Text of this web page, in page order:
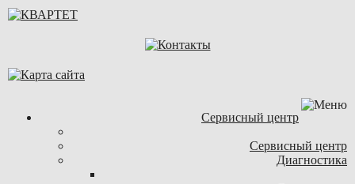
Сервисный центр
Сервисный центр
Диагностика